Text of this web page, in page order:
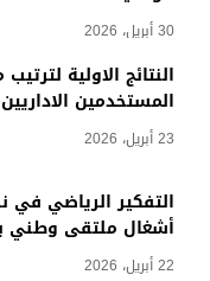
30 أبريل، 2026
النتائج الاولية
المستخدمين
23 أبريل، 2026
التفكير الرياضي في
أشغال ملتقى وطني
22 أبريل، 2026